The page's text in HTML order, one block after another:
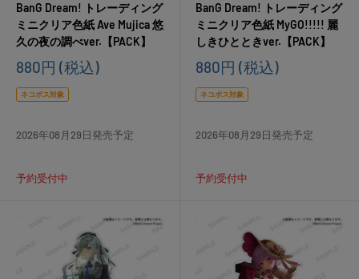
BanG Dream! トレーディング
ミニクリア色紙 Ave Mujica 悠
久の夜の調べver.【PACK】
販
価
880円 (税込)
ネコポス対象
2026年08月29日発売予定
予約受付中
BanG Dream! トレーディング
ミニクリア色紙 MyGO!!!!! 麗
しきひとときver.【PACK】
販
価
880円 (税込)
ネコポス対象
2026年08月29日発売予定
予約受付中